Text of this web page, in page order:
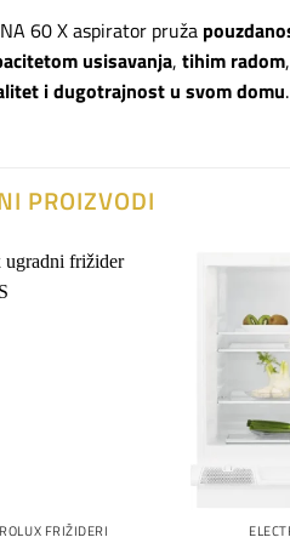
60 X aspirator pruža
usisavanja, tihim radom,
i dugotrajnost u svom domu.
PROIZVODI
FRIŽIDERI